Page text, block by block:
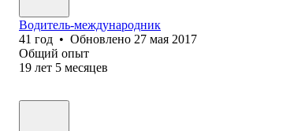
Водитель-международник
41 год • Обновлено 27 мая 2017
Общий опыт
19 лет 5 месяцев